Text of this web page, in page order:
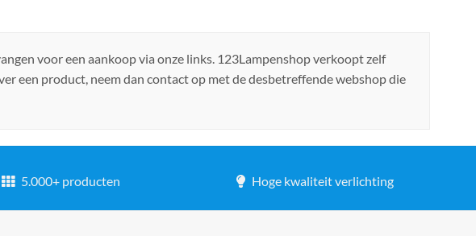
voor een aankoop via onze links. 123Lampenshop verkoopt zelf
een product, neem dan contact op met de desbetreffende webshop die
5.000+ producten Hoge kwaliteit verlichting